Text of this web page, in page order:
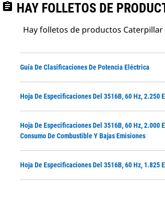
assignment HAY FOLLETOS DE
Hay folletos de productos
Guía De Clasificaciones De Potencia Eléctrica
Hoja De Especificaciones Del 3516B, 60 Hz, 2.250
Hoja De Especificaciones Del 3516B, 60 Hz, 2.000
Consumo De Combustible Y Bajas Emisiones
Hoja De Especificaciones Del 3516B, 60 Hz, 1.825